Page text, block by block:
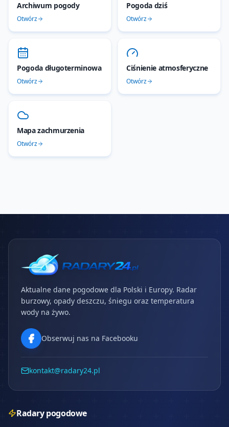
Archiwum pogody
Otwórz
Pogoda dziś
Otwórz
Pogoda długoterminowa
Otwórz
Ciśnienie atmosferyczne
Otwórz
Mapa zachmurzenia
Otwórz
Aktualne dane pogodowe dla Polski i Europy. Radar
burzowy, opady deszczu, śniegu oraz temperatura
wody na żywo.
Obserwuj nas na Facebooku
kontakt@radary24.pl
Radary pogodowe